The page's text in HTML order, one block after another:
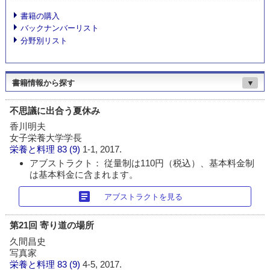
書籍の購入
バックナンバーリスト
分野別リスト
書籍情報から探す ▼
不思議に出合う夏休み
香川明夫
女子栄養大学学長
栄養と料理 83 (9) 1-1, 2017.
アブストラクト： 従量制は110円（税込）、基本料金制
は基本料金に含まれます。
article アブストラクトを見る
第21回 寄り道の場所
久間昌史
写真家
栄養と料理 83 (9)4-5, 2017.